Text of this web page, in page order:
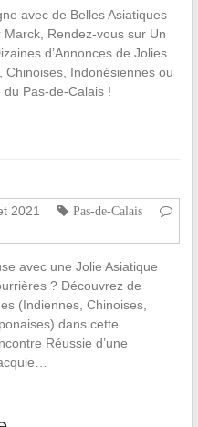
avec de Belles Asiatiques
Rendez-vous sur Un
d’Annonces de Jolies
Indonésiennes ou
Pas-de-Calais !
2021
Pas-de-Calais
avec une Jolie Asiatique
? Découvrez de
(Indiennes, Chinoises,
dans cette
Réussie d’une